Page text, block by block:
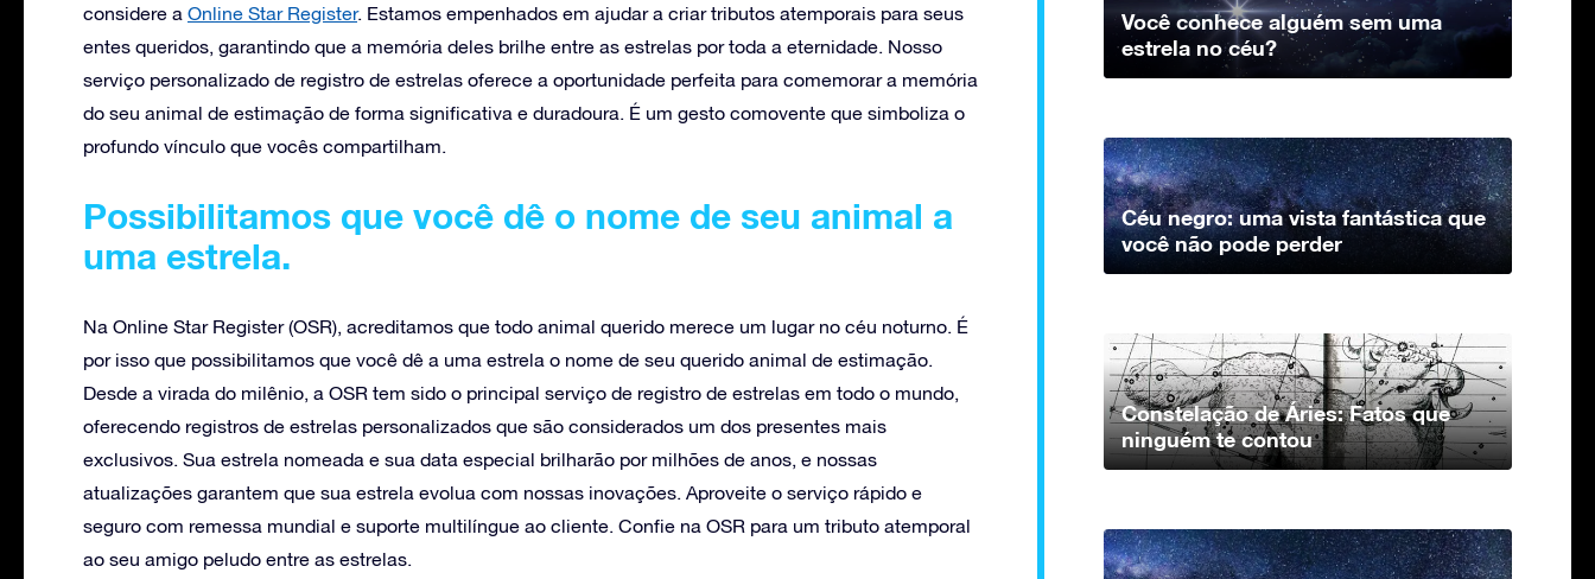
considere a Online Star Register. Estamos empenhados em ajudar a criar tributos atemporais para seus
entes queridos, garantindo que a memória deles brilhe entre as estrelas por toda a eternidade. Nosso
serviço personalizado de registro de estrelas oferece a oportunidade perfeita para comemorar a memória
do seu animal de estimação de forma significativa e duradoura. É um gesto comovente que simboliza o
profundo vínculo que vocês compartilham.
Possibilitamos que você dê o nome de seu animal a
uma estrela.
Na Online Star Register (OSR), acreditamos que todo animal querido merece um lugar no céu noturno. É
por isso que possibilitamos que você dê a uma estrela o nome de seu querido animal de estimação.
Desde a virada do milênio, a OSR tem sido o principal serviço de registro de estrelas em todo o mundo,
oferecendo registros de estrelas personalizados que são considerados um dos presentes mais
exclusivos. Sua estrela nomeada e sua data especial brilharão por milhões de anos, e nossas
atualizações garantem que sua estrela evolua com nossas inovações. Aproveite o serviço rápido e
seguro com remessa mundial e suporte multilíngue ao cliente. Confie na OSR para um tributo atemporal
ao seu amigo peludo entre as estrelas.
Você conhece alguém sem uma
estrela no céu?
Céu negro: uma vista fantástica que
você não pode perder
Constelação de Áries: Fatos que
ninguém te contou